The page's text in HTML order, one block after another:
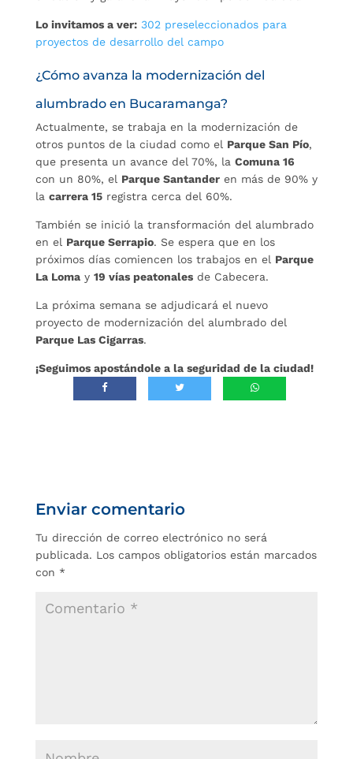
Lo invitamos a ver: 302 preseleccionados para
proyectos de desarrollo del campo
¿Cómo avanza la modernización del
alumbrado en Bucaramanga?
Actualmente, se trabaja en la modernización de
otros puntos de la ciudad como el Parque San Pío,
que presenta un avance del 70%, la Comuna 16
con un 80%, el Parque Santanderen más de 90% y
la carrera 15registra cerca del 60%.
También se inició la transformación del alumbrado
en el Parque Serrapio. Se espera que en los
próximos días comiencen los trabajos en el Parque
La Lomay 19 vías peatonalesde Cabecera.
La próxima semana se adjudicará el nuevo
proyecto de modernización del alumbrado del
Parque Las Cigarras.
¡Seguimos apostándole a la seguridad de la ciudad!
Enviar comentario
Tu dirección de correo electrónico no será
publicada. Los campos obligatorios están marcados
con *